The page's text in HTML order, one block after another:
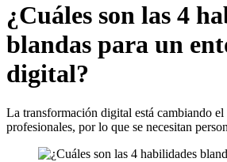
¿Cuáles son las 4
blandas para un
digital?
La transformación digital está cambiando
profesionales, por lo que se necesitan